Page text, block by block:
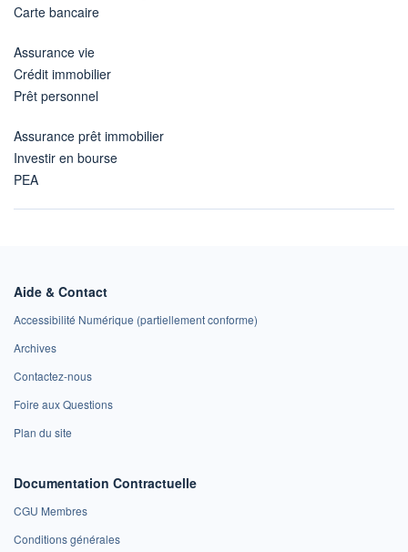
Carte bancaire
Assurance vie
Crédit immobilier
Prêt personnel
Assurance prêt immobilier
Investir en bourse
PEA
Aide & Contact
Accessibilité Numérique (partiellement conforme)
Archives
Contactez-nous
Foire aux Questions
Plan du site
Documentation Contractuelle
CGU Membres
Conditions générales